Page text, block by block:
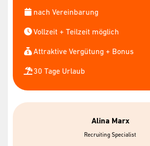
nach Vereinbarung
Vollzeit + Teilzeit möglich
Attraktive Vergütung + Bonus
30 Tage Urlaub
Alina Marx
Recruiting Specialist